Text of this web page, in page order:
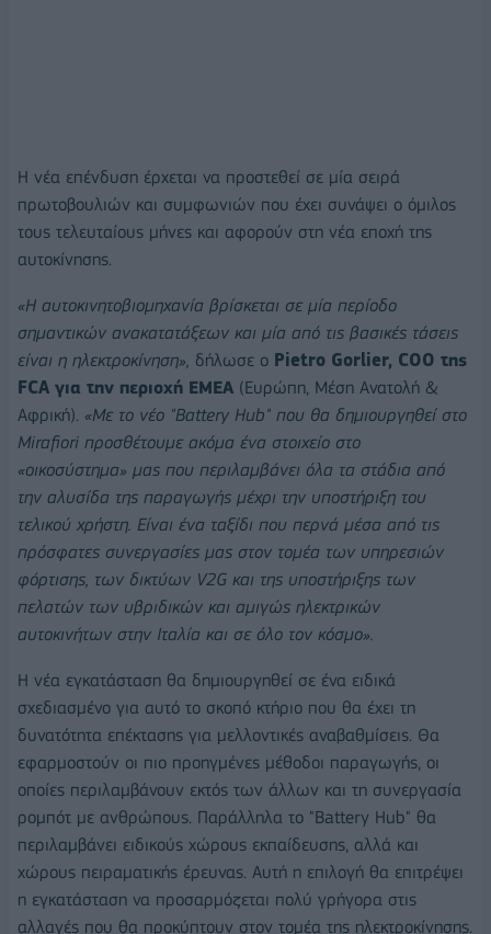
Η νέα επένδυση έρχεται να προστεθεί σε μία σειρά
πρωτοβουλιών και συμφωνιών που έχει συνάψει ο όμιλος
τους τελευταίους μήνες και αφορούν στη νέα εποχή της
αυτοκίνησης.
«Η αυτοκινητοβιομηχανία βρίσκεται σε μία περίοδο
σημαντικών ανακατατάξεων και μία από τις βασικές τάσεις
είναι η ηλεκτροκίνηση», δήλωσε ο Pietro Gorlier, COO της
FCA για την περιοχή ΕΜΕΑ (Ευρώπη, Μέση Ανατολή &
Αφρική). «Με το νέο "Battery Hub" που θα δημιουργηθεί στο
Mirafiori προσθέτουμε ακόμα ένα στοιχείο στο
«οικοσύστημα» μας που περιλαμβάνει όλα τα στάδια από
την αλυσίδα της παραγωγής μέχρι την υποστήριξη του
τελικού χρήστη. Είναι ένα ταξίδι που περνά μέσα από τις
πρόσφατες συνεργασίες μας στον τομέα των υπηρεσιών
φόρτισης, των δικτύων V2G και της υποστήριξης των
πελατών των υβριδικών και αμιγώς ηλεκτρικών
αυτοκινήτων στην Ιταλία και σε όλο τον κόσμο».
Η νέα εγκατάσταση θα δημιουργηθεί σε ένα ειδικά
σχεδιασμένο για αυτό το σκοπό κτήριο που θα έχει τη
δυνατότητα επέκτασης για μελλοντικές αναβαθμίσεις. Θα
εφαρμοστούν οι πιο προηγμένες μέθοδοι παραγωγής, οι
οποίες περιλαμβάνουν εκτός των άλλων και τη συνεργασία
ρομπότ με ανθρώπους. Παράλληλα το "Battery Hub" θα
περιλαμβάνει ειδικούς χώρους εκπαίδευσης, αλλά και
χώρους πειραματικής έρευνας. Αυτή η επιλογή θα επιτρέψει
η εγκατάσταση να προσαρμόζεται πολύ γρήγορα στις
αλλαγές που θα προκύπτουν στον τομέα της ηλεκτροκίνησης.